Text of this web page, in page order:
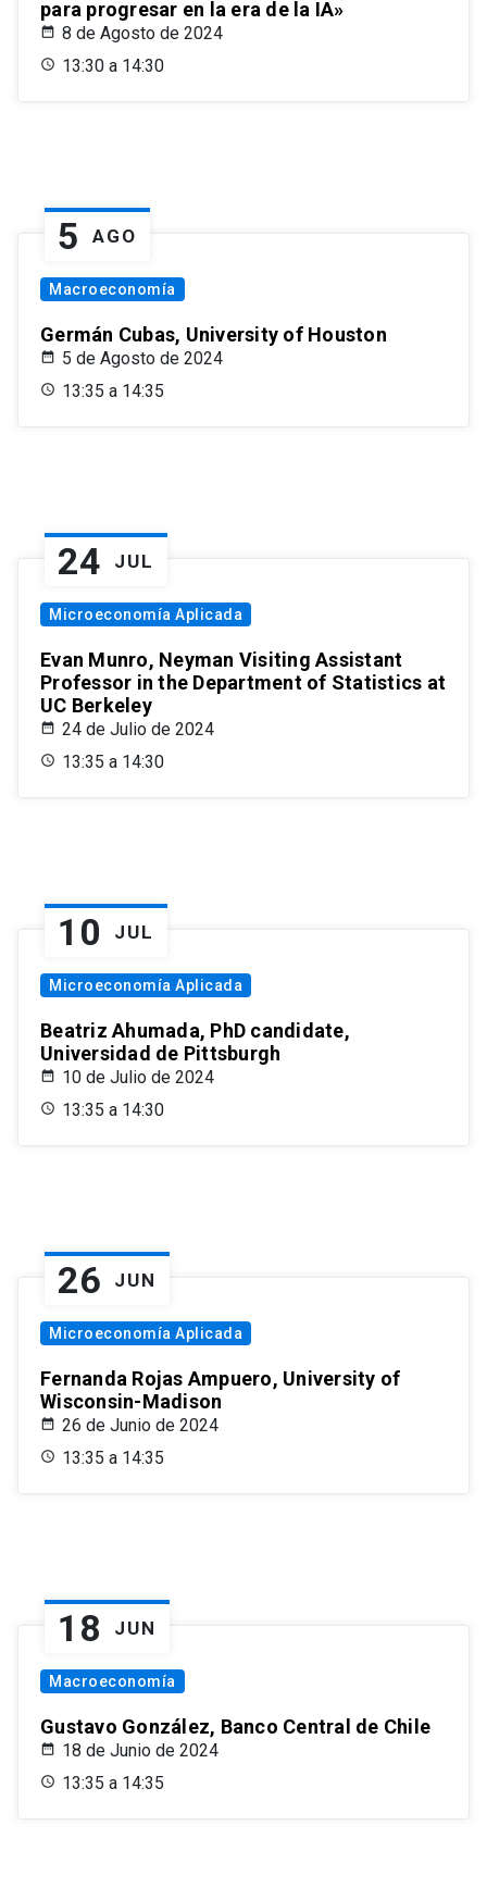
para progresar en la era de la IA»
8 de Agosto de 2024
13:30 a 14:30
5 AGO
Macroeconomía
Germán Cubas, University of Houston
5 de Agosto de 2024
13:35 a 14:35
24 JUL
Microeconomía Aplicada
Evan Munro, Neyman Visiting Assistant
Professor in the Department of Statistics at
UC Berkeley
24 de Julio de 2024
13:35 a 14:30
10 JUL
Microeconomía Aplicada
Beatriz Ahumada, PhD candidate,
Universidad de Pittsburgh
10 de Julio de 2024
13:35 a 14:30
26 JUN
Microeconomía Aplicada
Fernanda Rojas Ampuero, University of
Wisconsin-Madison
26 de Junio de 2024
13:35 a 14:35
18 JUN
Macroeconomía
Gustavo González, Banco Central de Chile
18 de Junio de 2024
13:35 a 14:35